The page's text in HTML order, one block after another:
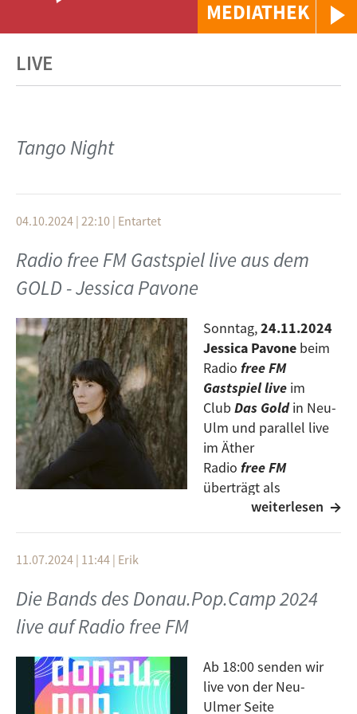
MEDIATHEK
LIVE
Tango Night
04.10.2024 | 22:10 | Entartet
Radio free FM Gastspiel live aus dem
GOLD - Jessica Pavone
Sonntag,24.11.2024
Jessica Pavone beim
Radio free FM
Gastspiel live im
Club Das Goldin Neu-
Ulm und parallel live
im Äther
Radio free FM
überträgt als
Sondersendung von
interessiert sich für die taktile und physische
Erfahrbarkeit von Musik. In den letzten zwanzig
Klangfarben offener Saiten ihres Instruments spielt,
um die natürlichen Resonanzen ihrer besonders
lauten Bratsche herauszustellen. Die klassisch
weiterlesen
11.07.2024 | 11:44 | Erik
Die Bands des Donau.Pop.Camp 2024
live auf Radio free FM
Ab 18:00 senden wir
live von der Neu-
Ulmer Seite